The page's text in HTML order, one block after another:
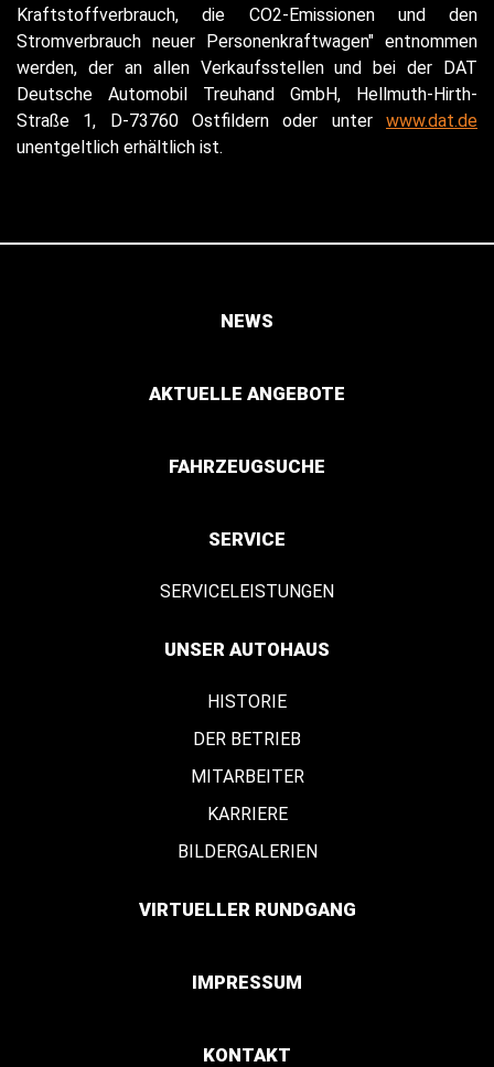
Kraftstoffverbrauch, die CO2-Emissionen und den
Stromverbrauch neuer Personenkraftwagen" entnommen
werden, der an allen Verkaufsstellen und bei der DAT
Deutsche Automobil Treuhand GmbH, Hellmuth-Hirth-
Straße 1, D-73760 Ostfildern oder unter www.dat.de
unentgeltlich erhältlich ist.
NEWS
AKTUELLE ANGEBOTE
FAHRZEUGSUCHE
SERVICE
SERVICELEISTUNGEN
UNSER AUTOHAUS
HISTORIE
DER BETRIEB
MITARBEITER
KARRIERE
BILDERGALERIEN
VIRTUELLER RUNDGANG
IMPRESSUM
KONTAKT